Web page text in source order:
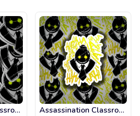
Assassination Classroom - Koro Sensei alien Assassination Classroom - Koro Sensei lauthing